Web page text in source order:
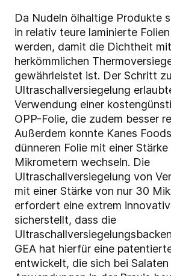
Da Nudeln ölhaltige Produkte
in relativ teure laminierte
werden, damit die Dichtheit
herkömmlichen
gewährleistet ist. Der Schritt
Ultraschallversiegelung
Verwendung einer
OPP-Folie, die zudem besser
Außerdem konnte Kanes
dünneren Folie mit einer
Mikrometern wechseln. Die
Ultraschallversiegelung von
mit einer Stärke von nur 30
erfordert eine extrem
sicherstellt, dass die
GEA hat hierfür eine
entwickelt, die sich bei Salaten